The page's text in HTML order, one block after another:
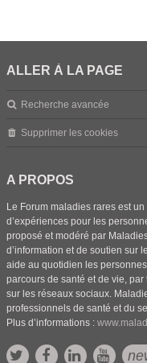
ALLER À LA PAGE
Recherche avancée
Supprimer les cookies
A PROPOS
Le Forum maladies rares est
d’expériences pour les
proposé et modéré par
d’information et de soutien sur
aide au quotidien les
parcours de santé et de vie,
sur les réseaux sociaux.
professionnels de santé et du
Plus d’informations :